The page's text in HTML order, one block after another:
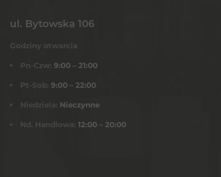
ul. Bytowska 106
Godziny otwarcia
Pn-Czw: 9:00 – 21:00
Pt-Sob: 9:00 – 22:00
Niedziela: Nieczynne
Nd. Handlowa: 12:00 – 20:00